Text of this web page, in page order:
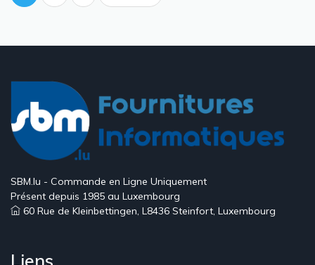
SBM.lu - Commande en Ligne Uniquement
Présent depuis 1985 au Luxembourg
60 Rue de Kleinbettingen, L8436 Steinfort, Luxembourg
Liens